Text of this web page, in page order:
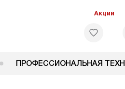
Акции
ПРОФЕССИОНАЛЬНАЯ